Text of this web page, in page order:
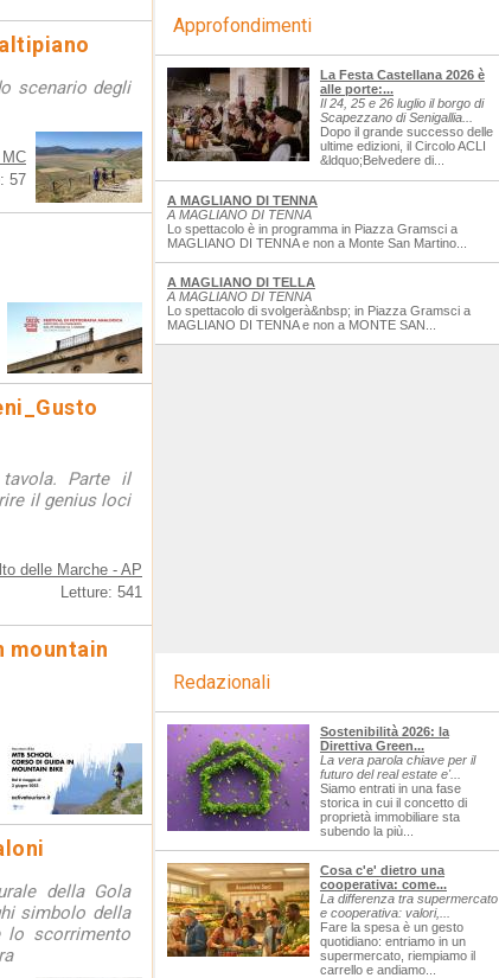
scenario degli
57
Parte il
il genius loci
delle Marche - AP
Letture: 541
mountain
della Gola
simbolo della
lo scorrimento
Approfondimenti
La Festa Castellana 2026 è
alle porte:...
Il 24, 25 e 26 luglio il borgo di
Scapezzano di Senigallia...
Dopo il grande successo delle
ultime edizioni, il Circolo ACLI
&ldquo;Belvedere di...
A MAGLIANO DI TENNA
A MAGLIANO DI TENNA
Lo spettacolo è in programma in Piazza Gramsci a
MAGLIANO DI TENNA e non a Monte San Martino...
A MAGLIANO DI TELLA
A MAGLIANO DI TENNA
Lo spettacolo di svolgerà&nbsp; in Piazza Gramsci a
MAGLIANO DI TENNA e non a MONTE SAN...
Redazionali
Sostenibilità 2026: la
Direttiva Green...
La vera parola chiave per il
futuro del real estate e'...
Siamo entrati in una fase
storica in cui il concetto di
proprietà immobiliare sta
subendo la più...
Cosa c'e' dietro una
cooperativa: come...
La differenza tra supermercato
e cooperativa: valori,...
Fare la spesa è un gesto
quotidiano: entriamo in un
supermercato, riempiamo il
carrello e andiamo...